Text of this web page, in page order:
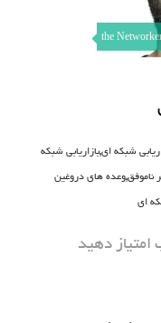
the
شبکه ای,بازاریابی شبکه
ناموفق,وعده های دروغین
ای
دهید